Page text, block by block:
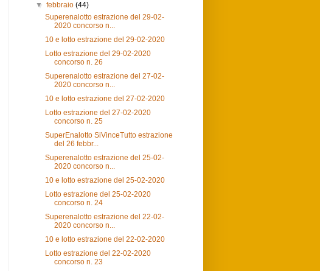
▼febbraio(44)
Superenalotto estrazione del 29-02-
2020 concorso n...
10 e lotto estrazione del 29-02-2020
Lotto estrazione del 29-02-2020
concorso n. 26
Superenalotto estrazione del 27-02-
2020 concorso n...
10 e lotto estrazione del 27-02-2020
Lotto estrazione del 27-02-2020
concorso n. 25
SuperEnalotto SiVinceTutto estrazione
del 26 febbr...
Superenalotto estrazione del 25-02-
2020 concorso n...
10 e lotto estrazione del 25-02-2020
Lotto estrazione del 25-02-2020
concorso n. 24
Superenalotto estrazione del 22-02-
2020 concorso n...
10 e lotto estrazione del 22-02-2020
Lotto estrazione del 22-02-2020
concorso n. 23